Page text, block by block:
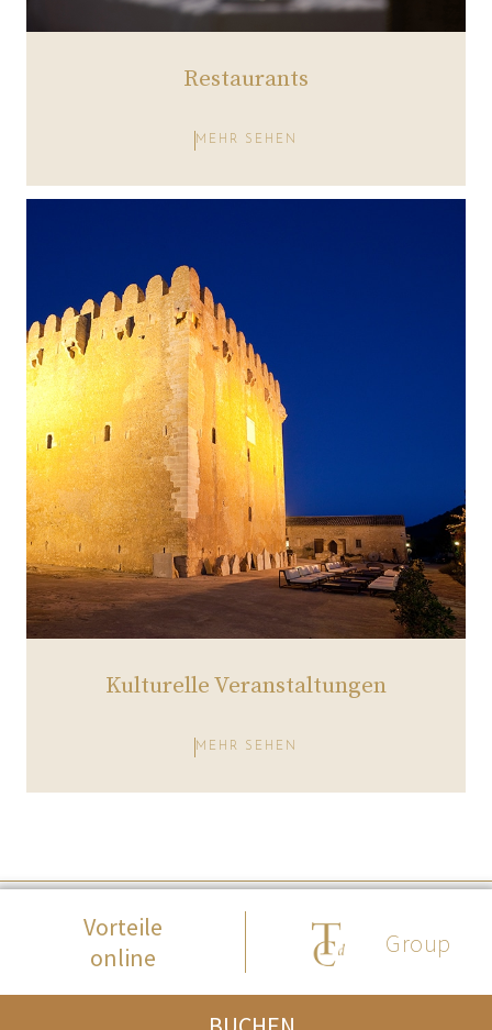
Vorteile
online
Group
Restaurants
MEHR SEHEN
Kulturelle Veranstaltungen
MEHR SEHEN
Rechtliche Warnung